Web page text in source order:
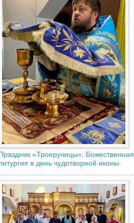
«Троеручицы»: Божественная
в день чудотворной иконы.